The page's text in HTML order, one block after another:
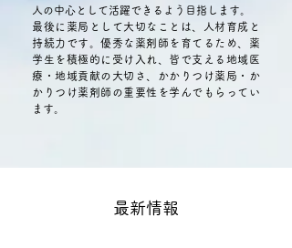
最新情報
人の中心として活躍できるよう目指します。
最後に薬局として大切なことは、人材育成と
持続力です。優秀な薬剤師を育てるため、薬
学生を積極的に受け入れ、皆で支える地域医
療・地域貢献の大切さ、かかりつけ薬局・か
かりつけ薬剤師の重要性を学んでもらってい
ます。